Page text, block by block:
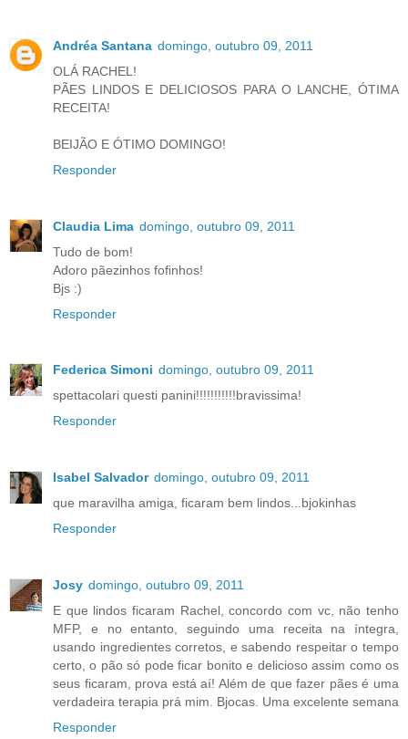
Andréa Santana domingo, outubro 09, 2011
OLÁ RACHEL!
PÃES LINDOS E DELICIOSOS PARA O LANCHE, ÓTIMA
RECEITA!
BEIJÃO E ÓTIMO DOMINGO!
Responder
Claudia Lima domingo, outubro 09, 2011
Tudo de bom!
Adoro pãezinhos fofinhos!
Bjs :)
Responder
Federica Simoni domingo, outubro 09, 2011
spettacolari questi panini!!!!!!!!!!!bravissima!
Responder
Isabel Salvador domingo, outubro 09, 2011
que maravilha amiga, ficaram bem lindos...bjokinhas
Responder
Josy domingo, outubro 09, 2011
E que lindos ficaram Rachel, concordo com vc, não tenho
MFP, e no entanto, seguindo uma receita na íntegra,
usando ingredientes corretos, e sabendo respeitar o tempo
certo, o pão só pode ficar bonito e delicioso assim como os
seus ficaram, prova está aí! Além de que fazer pães é uma
verdadeira terapia prá mim. Bjocas. Uma excelente semana
Responder